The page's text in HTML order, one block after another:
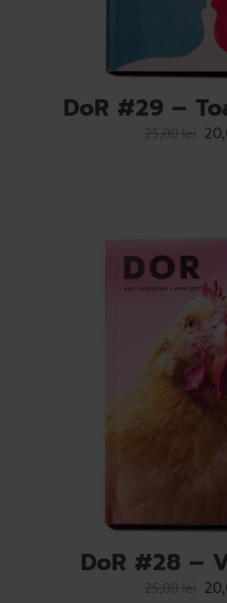
DoR #29 –
25,00lei
DoR #28 –
25,00lei